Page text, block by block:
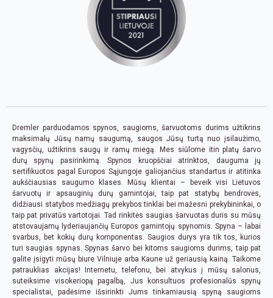
Dremler parduodamos spynos, saugioms, šarvuotoms durims užtikrins
maksimalų Jūsų namų saugumą, saugos Jūsų turtą nuo įsilaužimo,
vagysčių, užtikrins saugų ir ramų miegą. Mes siūlome itin platų šarvo
durų spynų pasirinkimą. Spynos kruopščiai atrinktos, dauguma jų
sertifikuotos pagal Europos Sąjungoje galiojančius standartus ir atitinka
aukščiausias saugumo klases. Mūsų klientai – beveik visi Lietuvos
šarvuotų ir apsauginių durų gamintojai, taip pat statybų bendrovės,
didžiausi statybos medžiagų prekybos tinklai bei mažesni prekybininkai, o
taip pat privatūs vartotojai. Tad rinkitės saugias šarvuotas duris su mūsų
atstovaujamų lyderiaujančių Europos gamintojų spynomis. Spyna – labai
svarbus, bet kokių durų komponentas. Saugios durys yra tik tos, kurios
turi saugias spynas. Spynas šarvo bei kitoms saugioms durims, taip pat
galite įsigyti mūsų biure Vilniuje arba Kaune už geriausią kainą. Taikome
patrauklias akcijas! Internetu, telefonu, bei atvykus į mūsų salonus,
suteiksime visokeriopą pagalbą, Jus konsultuos profesionalūs spynų
specialistai, padėsime išsirinkti Jums tinkamiausią spyną saugioms